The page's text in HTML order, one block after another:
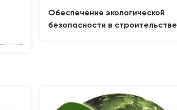
Обеспечение экологической
безопасности в строительстве